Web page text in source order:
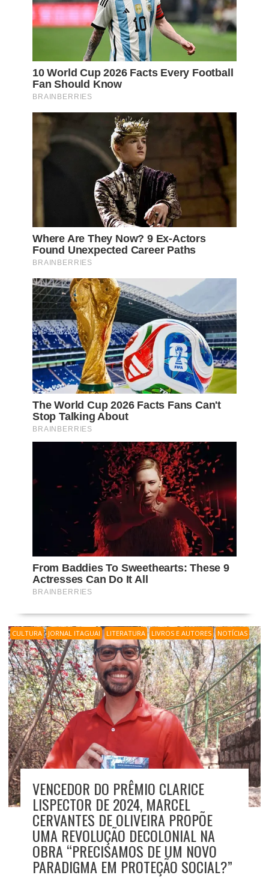
CULTURA JORNAL ITAGUAI LITERATURA LIVROS E AUTORES NOTÍCIAS
VENCEDOR DO PRÊMIO CLARICE
LISPECTOR DE 2024, MARCEL
CERVANTES DE OLIVEIRA PROPÕE
UMA REVOLUÇÃO DECOLONIAL NA
OBRA “PRECISAMOS DE UM NOVO
PARADIGMA EM PROTEÇÃO SOCIAL?”